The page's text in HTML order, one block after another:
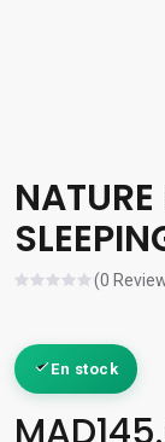
NATURE
(0
En stock